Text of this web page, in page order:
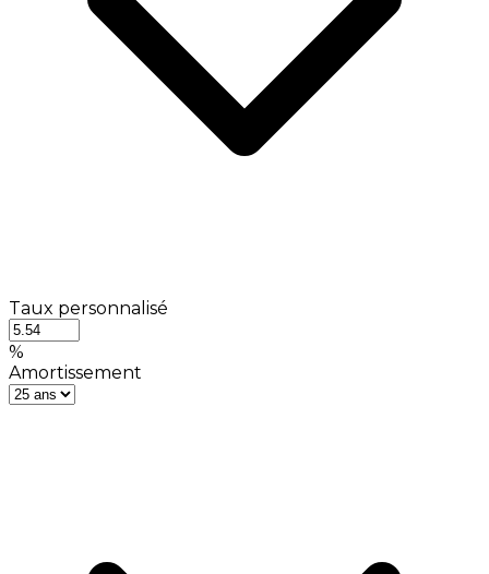
Taux personnalisé
%
Amortissement